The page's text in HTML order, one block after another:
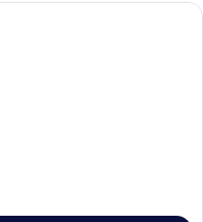
Egy modern szoba, nagy